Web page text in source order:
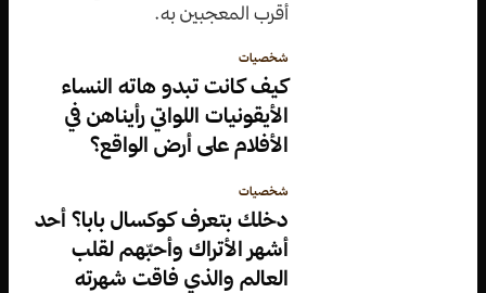
أقرب المعجبين به.
شخصيات
كيف كانت تبدو هاته النساء
الأيقونيات اللواتي رأيناهن في
الأفلام على أرض الواقع؟
شخصيات
دخلك بتعرف كوكسال بابا؟ أحد
أشهر الأتراك وأحبّهم لقلب
العالم والذي فاقت شهرته